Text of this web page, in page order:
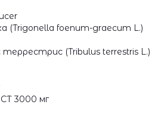
foenum-graecum L.)
(Tribulus terrestris L.)
3000 мг